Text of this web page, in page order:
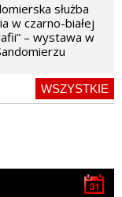
służba
w czarno-białej
– wystawa w
WSZYSTKIE